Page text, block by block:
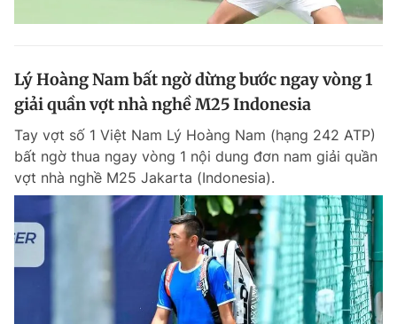
Lý Hoàng Nam bất ngờ dừng bước ngay vòng 1
giải quần vợt nhà nghề M25 Indonesia
Tay vợt số 1 Việt Nam Lý Hoàng Nam (hạng 242 ATP)
bất ngờ thua ngay vòng 1 nội dung đơn nam giải quần
vợt nhà nghề M25 Jakarta (Indonesia).